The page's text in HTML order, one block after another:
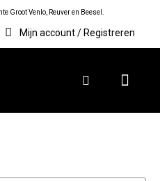
Groot Venlo, Reuver en Beesel.
Mijn account / Registreren